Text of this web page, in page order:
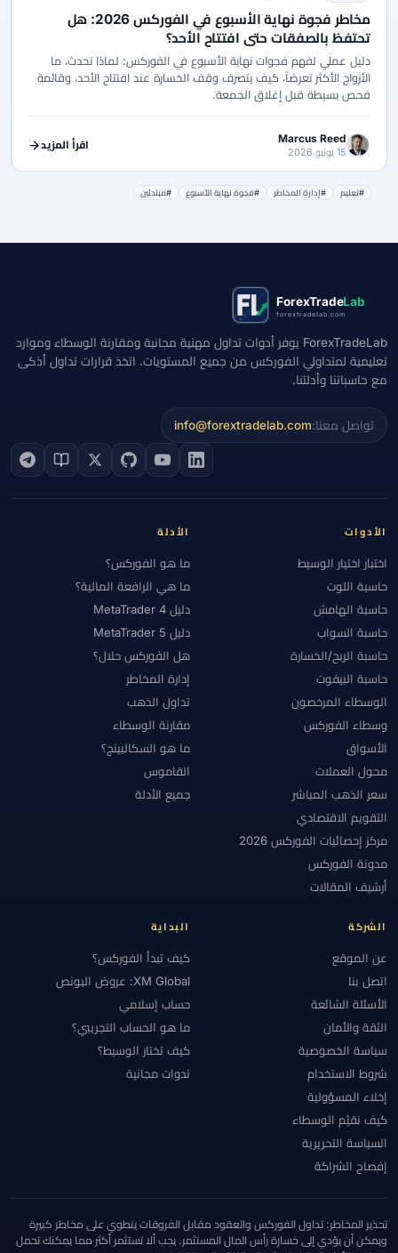
مخاطر فجوة نهاية الأسبوع في الفوركس 2026: هل
تحتفظ بالصفقات حتى افتتاح الأحد؟
دليل عملي لفهم فجوات نهاية الأسبوع في الفوركس: لماذا تحدث، ما
الأزواج الأكثر تعرضاً، كيف يتصرف وقف الخسارة عند افتتاح الأحد، وقائمة
فحص بسيطة قبل إغلاق الجمعة.
Marcus Reed
15 يونيو 2026
اقرأ المزيد
#تعليم #إدارة المخاطر #فجوة نهاية الأسبوع #مبتدئين
ForexTradeLab
forextradelab.com
ForexTradeLab يوفر أدوات تداول مهنية مجانية ومقارنة الوسطاء وموارد
تعليمية لمتداولي الفوركس من جميع المستويات. اتخذ قرارات تداول أذكى
مع حاسباتنا وأدلتنا.
تواصل معنا:info@forextradelab.com
الأدوات
اختبار اختيار الوسيط
حاسبة اللوت
حاسبة الهامش
حاسبة السواب
حاسبة الربح/الخسارة
حاسبة البيفوت
الوسطاء المرخصون
وسطاء الفوركس
الأسواق
محول العملات
سعر الذهب المباشر
التقويم الاقتصادي
مركز إحصائيات الفوركس 2026
مدونة الفوركس
أرشيف المقالات
الأدلة
ما هو الفوركس؟
ما هي الرافعة المالية؟
دليل MetaTrader 4
دليل MetaTrader 5
هل الفوركس حلال؟
إدارة المخاطر
تداول الذهب
مقارنة الوسطاء
ما هو السكالبينج؟
القاموس
جميع الأدلة
الشركة
عن الموقع
اتصل بنا
الأسئلة الشائعة
الثقة والأمان
سياسة الخصوصية
شروط الاستخدام
إخلاء المسؤولية
كيف نقيّم الوسطاء
السياسة التحريرية
إفصاح الشراكة
البداية
كيف تبدأ الفوركس؟
XM Global: عروض البونص
حساب إسلامي
ما هو الحساب التجريبي؟
كيف تختار الوسيط؟
ندوات مجانية
تحذير المخاطر: تداول الفوركس والعقود مقابل الفروقات ينطوي على مخاطر كبيرة
ويمكن أن يؤدي إلى خسارة رأس المال المستثمر. يجب ألا تستثمر أكثر مما يمكنك تحمل